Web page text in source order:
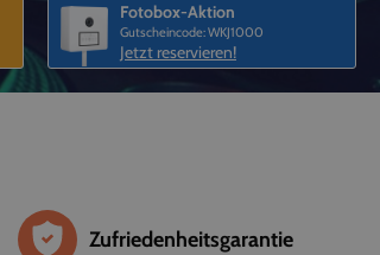
Fotobox-Aktion
Gutscheincode: WKJ1000
Jetzt reservieren!
Zufriedenheitsgarantie